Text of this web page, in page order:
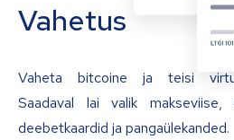
Vahetus
Vaheta bitcoine ja teisi
Saadaval lai valik
deebetkaardid ja pangaülekanded.